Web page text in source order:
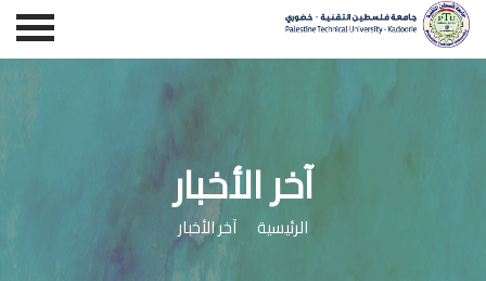
آخر الأخبار
الرئيسية آخر الأخبار